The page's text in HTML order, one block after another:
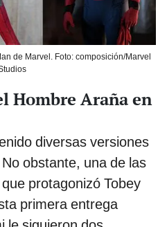
de Marvel. Foto: composición/Marvel
Hombre Araña en
diversas versiones
obstante, una de las
protagonizó Tobey
primera entrega